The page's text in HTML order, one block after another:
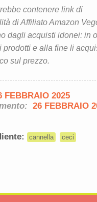
contenere link di
di Affiliato Amazon
dagli acquisti idonei: in
prodotti e alla fine li
sul prezzo.
FEBBRAIO 2025
26 FEBBRAIO
cannella
ceci